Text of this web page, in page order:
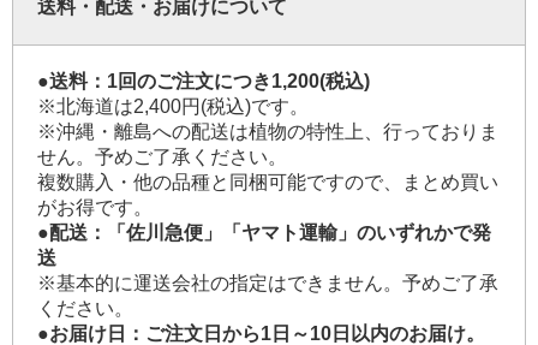
送料・配送・お届けについて
●送料：1回のご注文につき1,200(税込)
※北海道は2,400円(税込)です。
※沖縄・離島への配送は植物の特性上、行っておりま
せん。予めご了承ください。
複数購入・他の品種と同梱可能ですので、まとめ買い
がお得です。
●配送：「佐川急便」「ヤマト運輸」のいずれかで発
送
※基本的に運送会社の指定はできません。予めご了承
ください。
●お届け日：ご注文日から1日～10日以内のお届け。